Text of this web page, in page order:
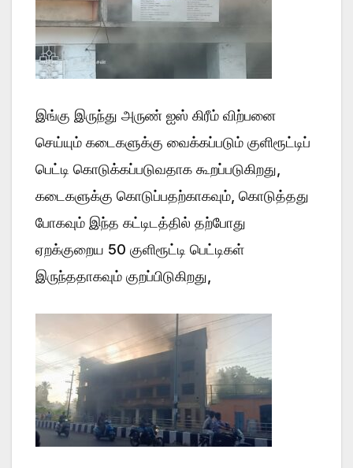
இங்கு இருந்து அருண் ஐஸ் கிரீம் விற்பனை
செய்யும் கடைகளுக்கு வைக்கப்படும் குளிரூட்டிப்
பெட்டி கொடுக்கப்படுவதாக கூறப்படுகிறது,
கடைகளுக்கு கொடுப்பதற்காகவும், கொடுத்தது
போகவும் இந்த கட்டிடத்தில் தற்போது
ஏறக்குறைய 50 குளிரூட்டி பெட்டிகள்
இருந்ததாகவும் குறப்பிடுகிறது,